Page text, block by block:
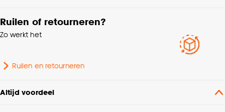
Ruilen of retourneren?
Zo werkt het
Ruilen en retourneren
Altijd voordeel